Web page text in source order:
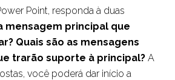
Point, responda à duas
mensagem principal que
Quais são as mensagens
trarão suporte à principal? A
você poderá dar início a